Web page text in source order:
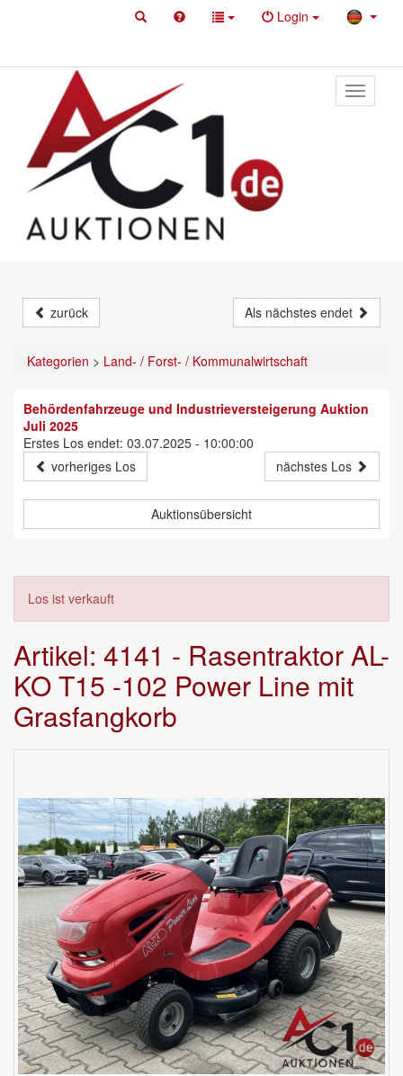
Login
Toggle
primary
zurück Als nächstes endet
Kategorien > Land- / Forst- / Kommunalwirtschaft
Behördenfahrzeuge und Industrieversteigerung Auktion
Juli 2025
Erstes Los endet: 03.07.2025 - 10:00:00
vorheriges Los
nächstes Los
Auktionsübersicht
Los ist verkauft
Artikel: 4141 - Rasentraktor AL-
KO T15 -102 Power Line mit
Grasfangkorb